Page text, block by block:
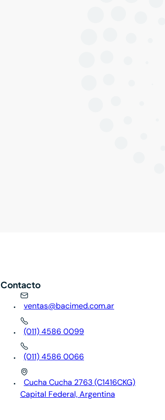
Contacto
ventas@bacimed.com.ar
(011) 4586 0099
(011) 4586 0066
Cucha Cucha 2763 (C1416CKG)
Capital Federal, Argentina